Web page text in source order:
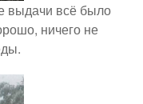
выдачи всё было
ничего не